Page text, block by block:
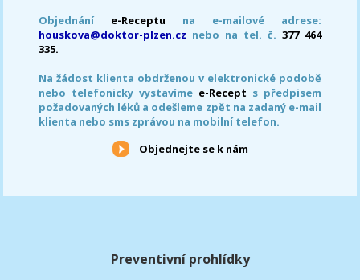
Objednání e-Receptu na e-mailové adrese:
houskova@doktor-plzen.cz nebo na tel. č. 377 464
335.
Na žádost klienta obdrženou v elektronické podobě
nebo telefonicky vystavíme e-Recept s předpisem
požadovaných léků a odešleme zpět na zadaný e-mail
klienta nebo sms zprávou na mobilní telefon.
Objednejte se k nám
Preventivní prohlídky